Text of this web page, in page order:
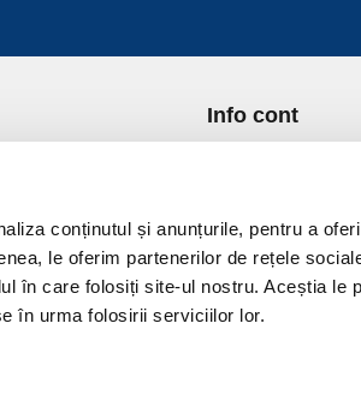
conținutul și anunțurile, pentru a
le oferim partenerilor de rețele
în care folosiți site-ul nostru. Aceștia le
în urma folosirii serviciilor lor.
Info cont
Lista Favorite
GDPR - Protectia
Contact